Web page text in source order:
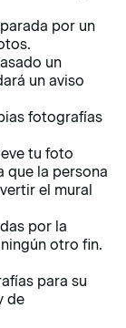
por un
un
un aviso
fotografías
tu foto
que la persona
el mural
por la
otro fin.
para su
de